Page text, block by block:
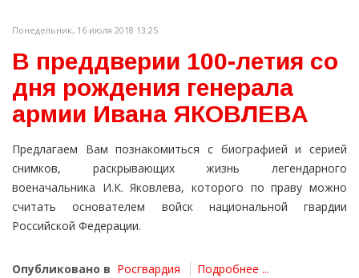
Понедельник, 16 июля 2018 13:25
В преддверии 100-летия со
дня рождения генерала
армии Ивана ЯКОВЛЕВА
Предлагаем Вам познакомиться с биографией и серией
снимков, раскрывающих жизнь легендарного
военачальника И.К. Яковлева, которого по праву можно
считать основателем войск национальной гвардии
Российской Федерации.
Опубликовано в Росгвардия Подробнее ...